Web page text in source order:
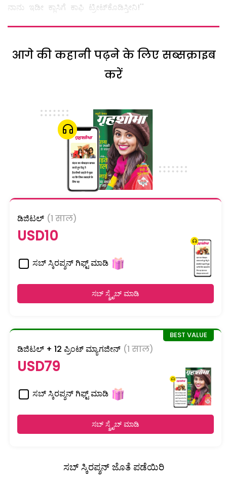
ನಾನು ಇಡೀ ಕ್ಲಾಸಿಗೆ ಕಾಫಿ ಟ್ರೀಟ್‌ಕೊಡಿಸ್ತೀನಿ!''
आगे की कहानी पढ़ने के लिए सब्सक्राइब
करें
ಡಿಜಿಟಲ್ (1 साल)
USD10
ಸಬ್ ಸ್ಕಿರಪ್ಶನ್ ಗಿಫ್ಟ್ ಮಾಡಿ
ಸಬ್ ಸ್ಕ್ರೈಬ್ ಮಾಡಿ
ಡಿಜಿಟಲ್ + 12 ಪ್ರಿಂಟ್ ಮ್ಯಾಗಜೀನ್ (1 साल)
USD79
ಸಬ್ ಸ್ಕಿರಪ್ಶನ್ ಗಿಫ್ಟ್ ಮಾಡಿ
ಸಬ್ ಸ್ಕ್ರೈಬ್ ಮಾಡಿ
ಸಬ್ ಸ್ಕಿರಪ್ಶನ್ ಜೊತೆ ಪಡೆಯಿರಿ